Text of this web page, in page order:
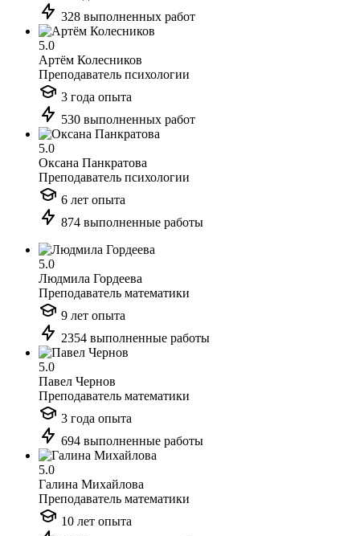
328 выполненных работ
5.0
Артём Колесников
Преподаватель психологии
3 года опыта
530 выполненных работ
5.0
Оксана Панкратова
Преподаватель психологии
6 лет опыта
874 выполненные работы
5.0
Людмила Гордеева
Преподаватель математики
9 лет опыта
2354 выполненные работы
5.0
Павел Чернов
Преподаватель математики
3 года опыта
694 выполненные работы
5.0
Галина Михайлова
Преподаватель математики
10 лет опыта